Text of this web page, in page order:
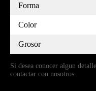
Forma
Color
Grosor
Si desea conocer algun
contactar con nosotros.